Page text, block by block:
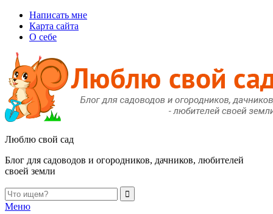
Написать мне
Карта сайта
О себе
Люблю свой сад
Блог для садоводов и огородников, дачников, любителей
своей земли
Меню